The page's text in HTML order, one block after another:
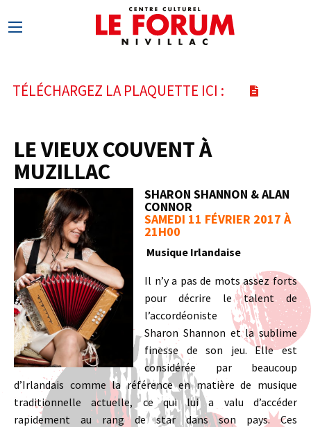
TÉLÉCHARGEZ LA PLAQUETTE ICI :
LE VIEUX COUVENT À
MUZILLAC
SHARON SHANNON & ALAN
CONNOR
SAMEDI 11 FÉVRIER 2017 À
21H00
Musique Irlandaise
Il n’y a pas de mots assez forts
pour décrire le talent de
l’accordéoniste
Sharon Shannon et la sublime
finesse de son jeu. Elle est
considérée par beaucoup
d’Irlandais comme la référence en matière de musique
traditionnelle actuelle, ce qui lui a valu d’accéder
rapidement au rang de star dans son pays. Ces